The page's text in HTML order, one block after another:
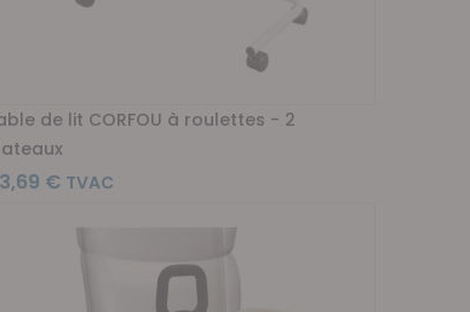
de lit CORFOU à roulettes - 2
€